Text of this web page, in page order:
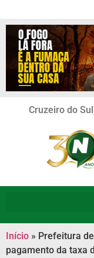
Cruzeiro do
Início » Prefeitura
pagamento da taxa